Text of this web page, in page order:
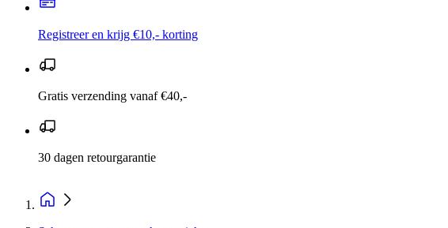
Registreer en krijg €10,- korting
Gratis verzending vanaf €40,-
30 dagen retourgarantie